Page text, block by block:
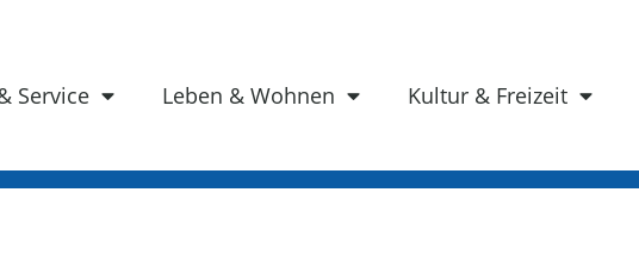
Service Leben & Wohnen Kultur & Freizeit